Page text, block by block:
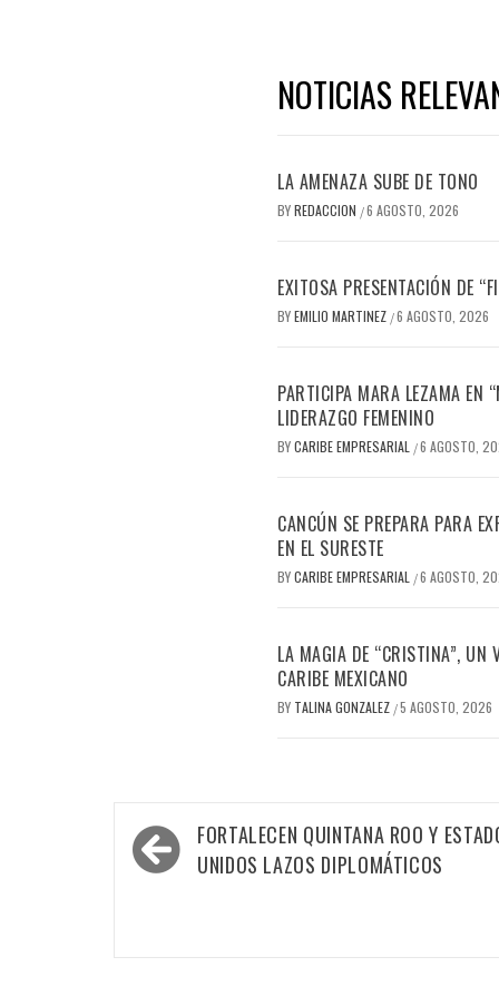
NOTICIAS
LA AMENAZA SUBE DE TONO
BYREDACCION /6 AGOSTO, 2026
EXITOSA PRESENTACIÓN DE
BYEMILIO MARTINEZ /6 AGOSTO, 2026
PARTICIPA MARA LEZAMA EN
LIDERAZGO FEMENINO
BYCARIBE EMPRESARIAL /6 AGOSTO,
CANCÚN SE PREPARA PARA
EN EL SURESTE
BYCARIBE EMPRESARIAL /6 AGOSTO,
LA MAGIA DE “CRISTINA”, UN
CARIBE MEXICANO
BY TALINA GONZALEZ /5 AGOSTO, 2026
Navegación
de
FORTALECEN QUINTANA ROO Y
UNIDOS LAZOS DIPLOMÁTICOS